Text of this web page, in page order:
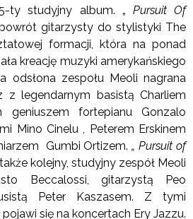
ty studyjny album. „ Pursuit Of
gitarzysty do stylistyki The
formacji, która na ponad
kreację muzyki amerykańskiego
odsłona zespołu Meoli nagrana
z legendarnym basistą Charliem
geniuszem fortepianu Gonzalo
Mino Cinelu , Peterem Erskinem
Gumbi Ortizem.„ Pursuit of
kolejny, studyjny zespół Meoli
Beccalossi, gitarzystą Peo
Peter Kaszasem. Z tymi
się na koncertach Ery Jazzu.